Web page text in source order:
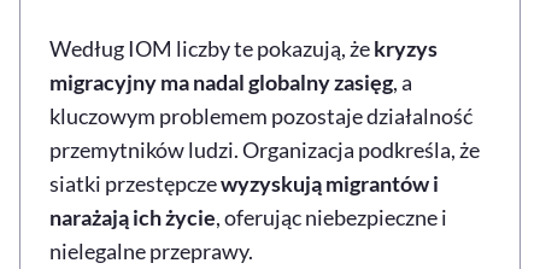
Według IOM liczby te pokazują, żekryzys
migracyjny ma nadal globalny zasięg, a
kluczowym problemem pozostaje działalność
przemytników ludzi. Organizacja podkreśla, że
siatki przestępczewyzyskują migrantów i
narażają ich życie, oferując niebezpieczne i
nielegalne przeprawy.